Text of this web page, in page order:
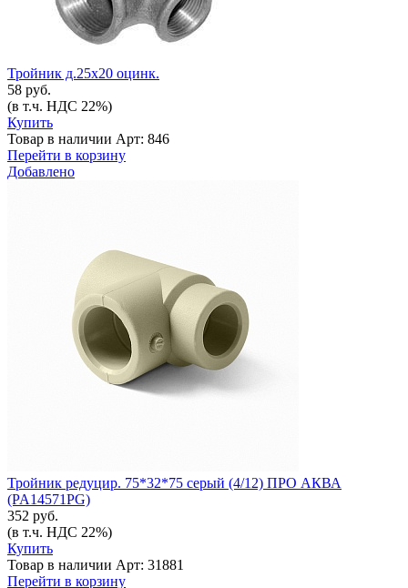
Тройник д.25х20 оцинк.
58 руб.
(в т.ч. НДС 22%)
Купить
Товар в наличии Арт: 846
Перейти в корзину
Добавлено
Тройник редуцир. 75*32*75 серый (4/12) ПРО АКВА
(PA14571РG)
352 руб.
(в т.ч. НДС 22%)
Купить
Товар в наличии Арт: 31881
Перейти в корзину